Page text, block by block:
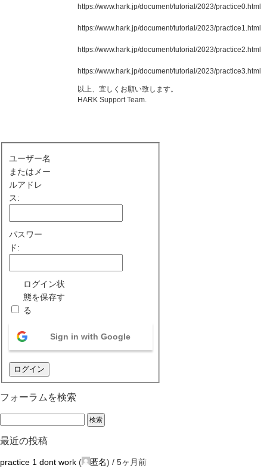
https://www.hark.jp/document/tutorial/2023/practice0.html
https://www.hark.jp/document/tutorial/2023/practice1.html
https://www.hark.jp/document/tutorial/2023/practice2.html
https://www.hark.jp/document/tutorial/2023/practice3.html
以上、宜しくお願い致します。
HARK Support Team.
ユーザー名
またはメー
ルアドレ
ス:
パスワー
ド:
ログイン状
態を保存す
る
Sign in with Google
ログイン
フォーラムを検索
最近の投稿
practice 1 dont work ( 匿名) / 5ヶ月前